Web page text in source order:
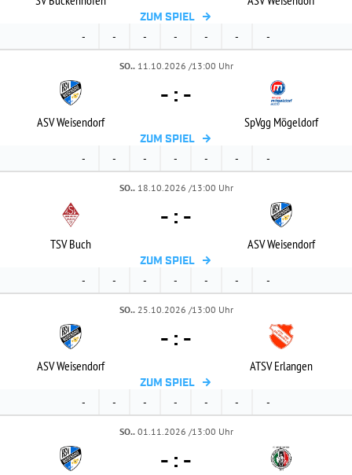
ZUM SPIEL
- - - - - - -
SO.. 11.10.2026 /13:00 Uhr
ASV Weisendorf
- : -
SpVgg Mögeldorf
ZUM SPIEL
- - - - - - -
SO.. 18.10.2026 /13:00 Uhr
TSV Buch
- : -
ASV Weisendorf
ZUM SPIEL
- - - - - - -
SO.. 25.10.2026 /13:00 Uhr
ASV Weisendorf
- : -
ATSV Erlangen
ZUM SPIEL
- - - - - - -
SO.. 01.11.2026 /13:00 Uhr
- : -